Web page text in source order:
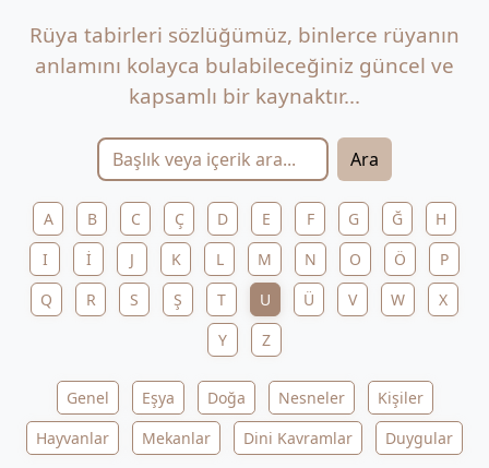
Rüya tabirleri sözlüğümüz, binlerce rüyanın
anlamını kolayca bulabileceğiniz güncel ve
kapsamlı bir kaynaktır...
Ara
A B C Ç D E F G Ğ
H
I
İ J K L M N O Ö
P
Q
R S Ş T U Ü V W
X
Y
Z
Genel Eşya Doğa Nesneler
Kişiler
Hayvanlar
Mekanlar Dini Kavramlar Duygular